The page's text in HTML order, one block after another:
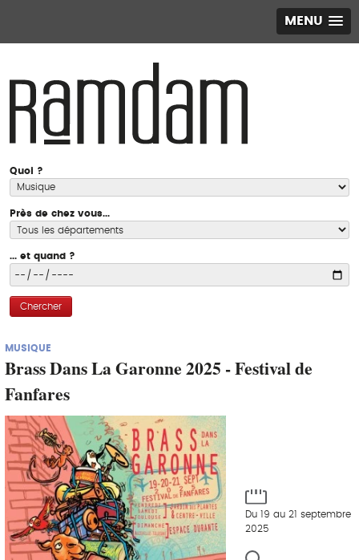
MENU
Quoi ?
Près de chez vous...
... et quand ?
Chercher
MUSIQUE
Brass Dans La Garonne 2025 - Festival de
Fanfares
Du 19 au 21 septembre
2025